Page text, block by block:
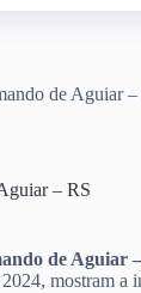
de Aguiar –
– RS
de Aguiar
mostram a